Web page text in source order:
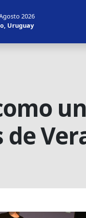
2026
Uruguay